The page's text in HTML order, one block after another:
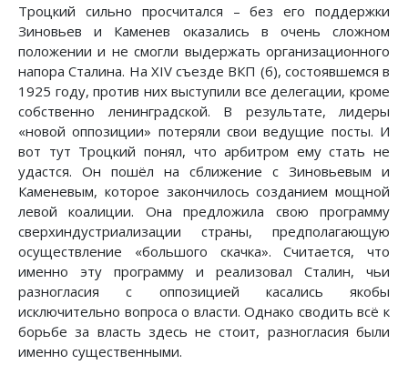
Троцкий сильно просчитался – без его поддержки
Зиновьев и Каменев оказались в очень сложном
положении и не смогли выдержать организационного
напора Сталина. На XIV съезде ВКП (б), состоявшемся в
1925 году, против них выступили все делегации, кроме
собственно ленинградской. В результате, лидеры
«новой оппозиции» потеряли свои ведущие посты. И
вот тут Троцкий понял, что арбитром ему стать не
удастся. Он пошёл на сближение с Зиновьевым и
Каменевым, которое закончилось созданием мощной
левой коалиции. Она предложила свою программу
сверхиндустриализации страны, предполагающую
осуществление «большого скачка». Считается, что
именно эту программу и реализовал Сталин, чьи
разногласия с оппозицией касались якобы
исключительно вопроса о власти. Однако сводить всё к
борьбе за власть здесь не стоит, разногласия были
именно существенными.